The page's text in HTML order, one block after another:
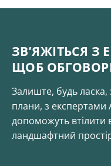
ЗВ’ЯЖІТЬСЯ З
ЩОБ
Залиште, будь ласка,
плани, з експертами
допоможуть втілити
ландшафтний